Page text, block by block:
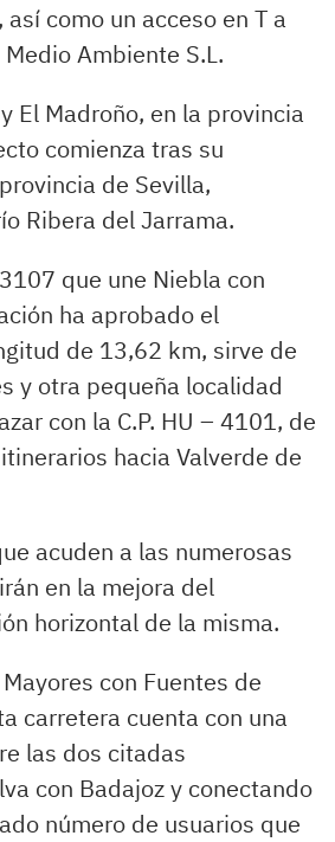
como un acceso en T a
Ambiente S.L.
El Madroño, en la provincia
comienza tras su
de Sevilla,
Ribera del Jarrama.
que une Niebla con
ha aprobado el
de 13,62 km, sirve de
y otra pequeña localidad
con la C.P. HU – 4101, de
hacia Valverde de
acuden a las numerosas
en la mejora del
horizontal de la misma.
con Fuentes de
carretera cuenta con una
las dos citadas
con Badajoz y conectando
número de usuarios que